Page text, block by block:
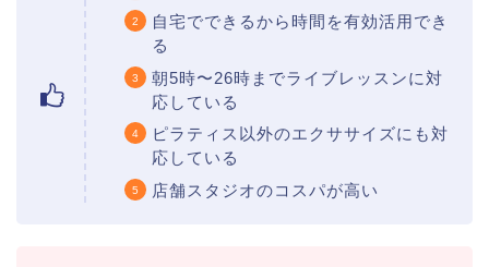
自宅でできるから時間を有効活用でき
る
朝5時〜26時までライブレッスンに対
応している
ピラティス以外のエクササイズにも対
応している
店舗スタジオのコスパが高い